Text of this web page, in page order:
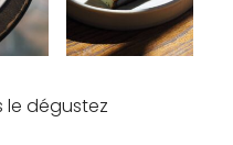
le dégustez